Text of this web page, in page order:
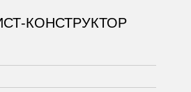
КОНСТРУКТОР